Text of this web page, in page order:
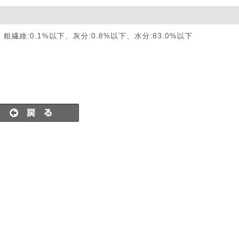
繊維:0.1%以下、灰分:0.8%以下、水分:83.0%以下